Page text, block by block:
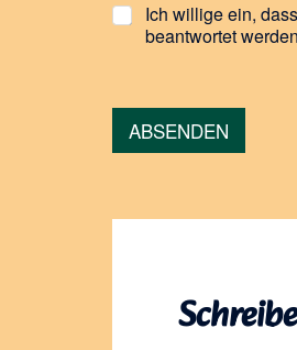
Ich willige ein,
beantwortet
ABSENDEN